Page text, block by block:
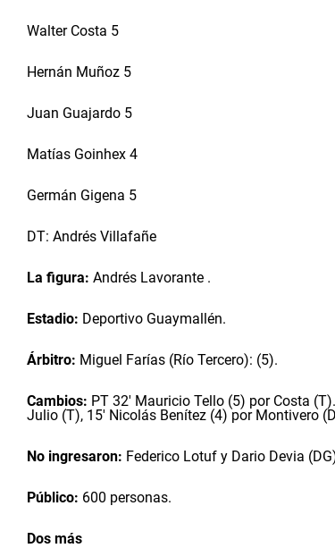
Walter Costa 5
Hernán Muñoz 5
Juan Guajardo 5
Matías Goinhex 4
Germán Gigena 5
DT: Andrés Villafañe
La figura: Andrés Lavorante .
Estadio: Deportivo Guaymallén.
Árbitro: Miguel Farías (Río Tercero): (5).
Cambios: PT 32' Mauricio Tello (5) por Costa
Julio (T), 15' Nicolás Benítez (4) por Montivero
No ingresaron: Federico Lotuf y Dario Devia
Público: 600 personas.
Dos más